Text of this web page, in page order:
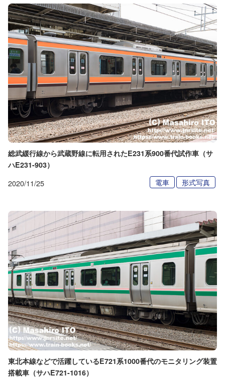
総武緩行線から武蔵野線に転用されたE231系900番代試作車（サ
ハE231-903）
2020/11/25 電車 形式写真
東北本線などで活躍しているE721系1000番代のモニタリング装置
搭載車（サハE721-1016）